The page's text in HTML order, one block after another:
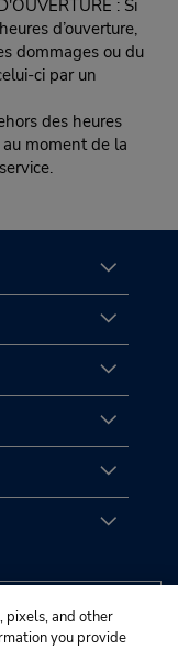
: Si
d’ouverture,
dommages ou du
ci par un
des heures
moment de la
pixels, and other
you provide